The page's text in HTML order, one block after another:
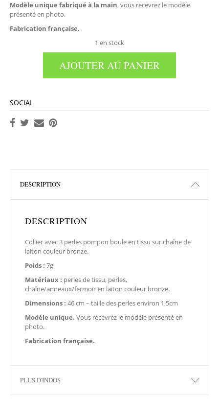
Modèle unique fabriqué à la main, vous recevrez le modèle
présenté en photo.
Fabrication française.
1 en stock
AJOUTER AU PANIER
SOCIAL
DESCRIPTION
DESCRIPTION
Collier avec 3 perles pompon boule en tissu sur chaîne de
laiton couleur bronze.
Poids : 7g
Matériaux : perles de tissu, perles,
chaîne/anneaux/fermoir en laiton couleur bronze.
Dimensions : 46 cm – taille des perles environ 1,5cm
Modèle unique. Vous recevrez le modèle présenté en
photo.
Fabrication française.
PLUS D'INDOS